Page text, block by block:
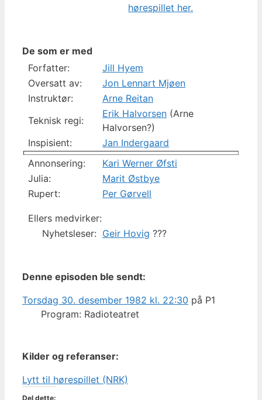
hørespillet her.
De som er med
Forfatter:
Jill Hyem
Oversatt av:
Jon Lennart Mjøen
Instruktør:
Arne Reitan
Teknisk regi:
Erik Halvorsen (Arne
Halvorsen?)
Inspisient:
Jan Indergaard
Annonsering:
Kari Werner Øfsti
Julia:
Marit Østbye
Rupert:
Per Gørvell
Ellers medvirker:
Nyhetsleser: Geir Hovig ???
Denne episoden ble sendt:
Torsdag 30. desember 1982 kl. 22:30 på P1
Program: Radioteatret
Kilder og referanser:
Lytt til hørespillet (NRK)
Del dette: